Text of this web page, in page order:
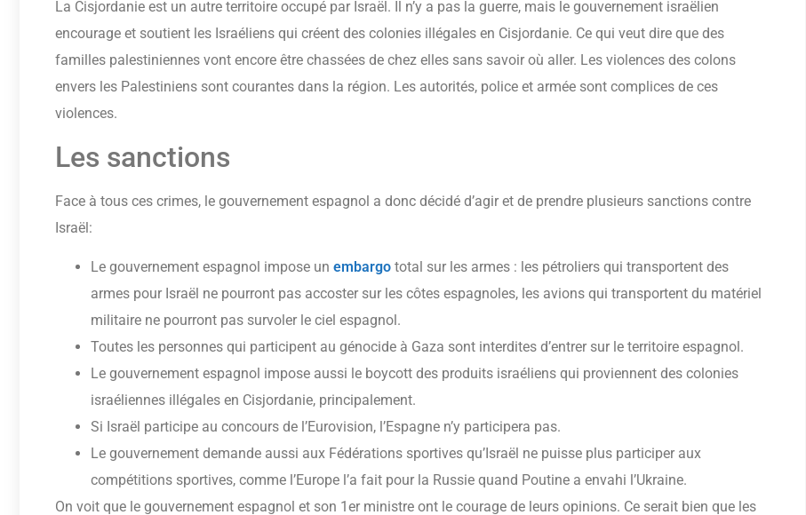
La Cisjordanie est un autre territoire occupé par Israël. Il n’y a pas la guerre, mais le gouvernement israëlien
encourage et soutient les Israéliens qui créent des colonies illégales en Cisjordanie. Ce qui veut dire que des
familles palestiniennes vont encore être chassées de chez elles sans savoir où aller. Les violences des colons
envers les Palestiniens sont courantes dans la région. Les autorités, police et armée sont complices de ces
violences.
Les sanctions
Face à tous ces crimes, le gouvernement espagnol a donc décidé d’agir et de prendre plusieurs sanctions contre
Israël:
Le gouvernement espagnol impose un embargo total sur les armes : les pétroliers qui transportent des
armes pour Israël ne pourront pas accoster sur les côtes espagnoles, les avions qui transportent du matériel
militaire ne pourront pas survoler le ciel espagnol.
Toutes les personnes qui participent au génocide à Gaza sont interdites d’entrer sur le territoire espagnol.
Le gouvernement espagnol impose aussi le boycott des produits israéliens qui proviennent des colonies
israéliennes illégales en Cisjordanie, principalement.
Si Israël participe au concours de l’Eurovision, l’Espagne n’y participera pas.
Le gouvernement demande aussi aux Fédérations sportives qu’Israël ne puisse plus participer aux
compétitions sportives, comme l’Europe l’a fait pour la Russie quand Poutine a envahi l’Ukraine.
On voit que le gouvernement espagnol et son 1er ministre ont le courage de leurs opinions. Ce serait bien que les